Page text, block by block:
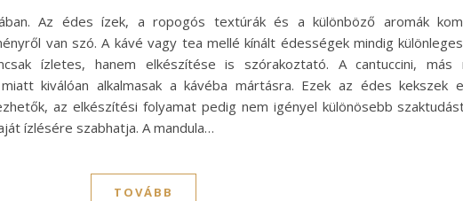
Az édes ízek, a ropogós textúrák és a különböző aromák
van szó. A kávé vagy tea mellé kínált édességek mindig
ízletes, hanem elkészítése is szórakoztató. A cantuccini,
kiválóan alkalmasak a kávéba mártásra. Ezek az édes kekszek
az elkészítési folyamat pedig nem igényel különösebb
ízlésére szabhatja. A mandula…
TOVÁBB